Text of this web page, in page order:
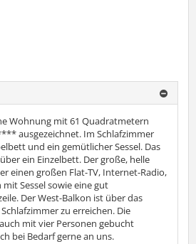
Wohnung mit 61 Quadratmetern
ausgezeichnet. Im Schlafzimmer
und ein gemütlicher Sessel. Das
ein Einzelbett. Der große, helle
einen großen Flat-TV, Internet-Radio,
Sessel sowie eine gut
Der West-Balkon ist über das
zu erreichen. Die
mit vier Personen gebucht
bei Bedarf gerne an uns.